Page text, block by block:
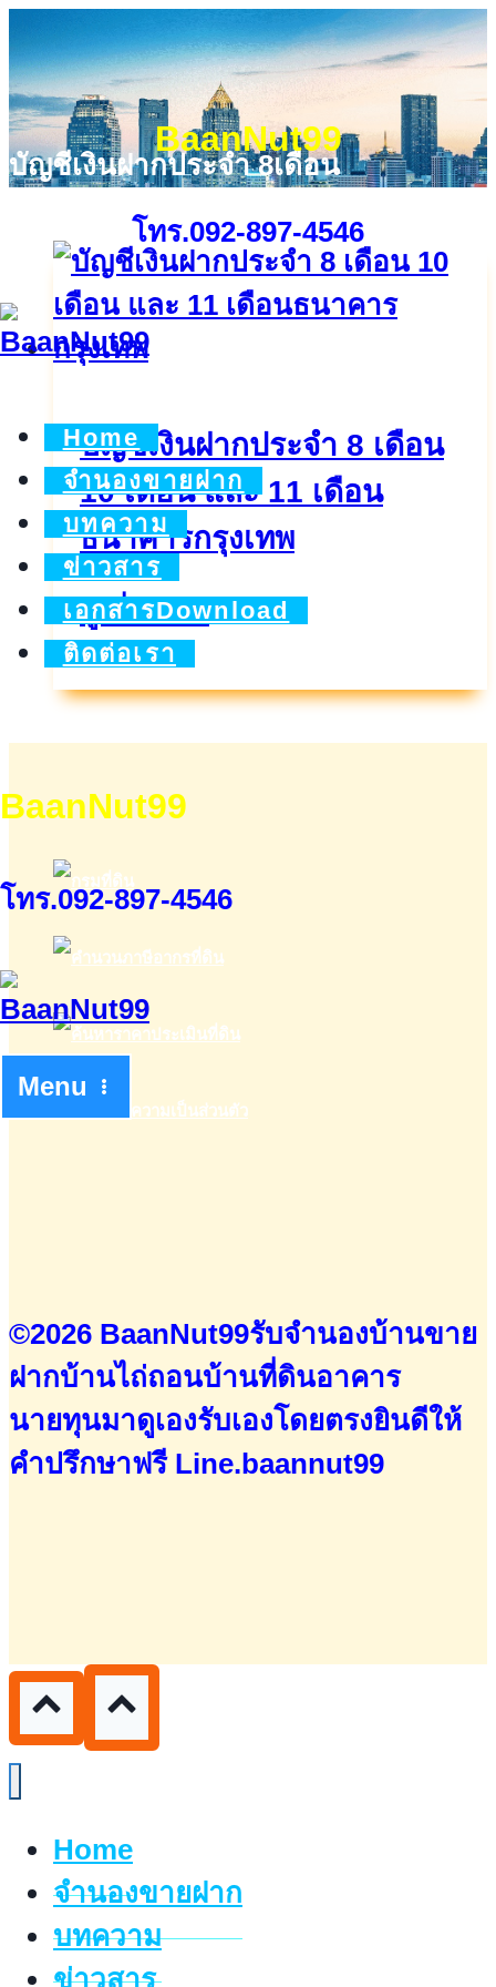
to
content
BaanNut99
โทร.092-897-4546
Home
จำนองขายฝาก
บทความ
ข่าวสาร
เอกสารDownload
ติดต่อเรา
BaanNut99
โทร.092-897-4546
Menu
บัญชีเงินฝากประจำ 8เดือน
บัญชีเงินฝากประจำ 8 เดือน
10 เดือน และ 11 เดือน
ธนาคารกรุงเทพ
ดูเพิ่มเติม..บัญชี
ฝาก
ประจำ
เดือน
และ
เดือน
กรุงเทพ
©2026 BaanNut99รับจำนองบ้านขาย
ฝากบ้านไถ่ถอนบ้านที่ดินอาคาร
นายทุนมาดูเองรับเองโดยตรงยินดีให้
คำปรึกษาฟรี Line.baannut99
Home
จำนองขายฝาก
บทความ
ข่าวสาร